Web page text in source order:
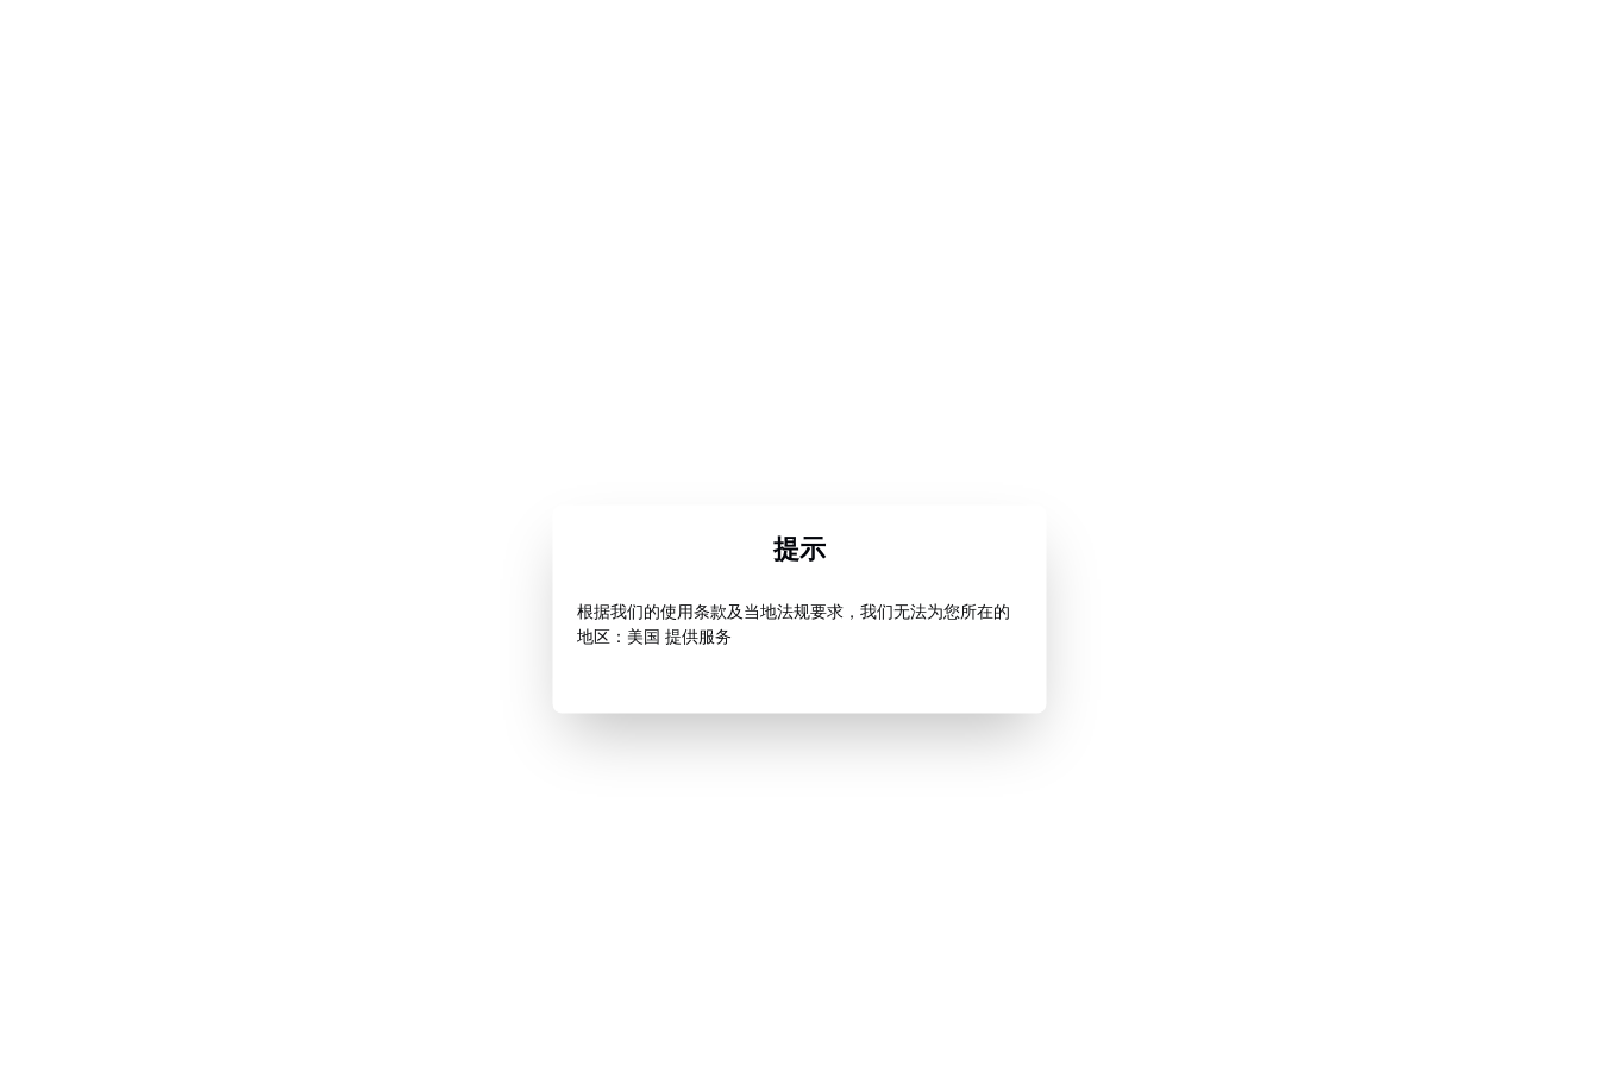
提示
根据我们的使用条款及当地法规要求，我们无法为您所在的
地区：美国 提供服务